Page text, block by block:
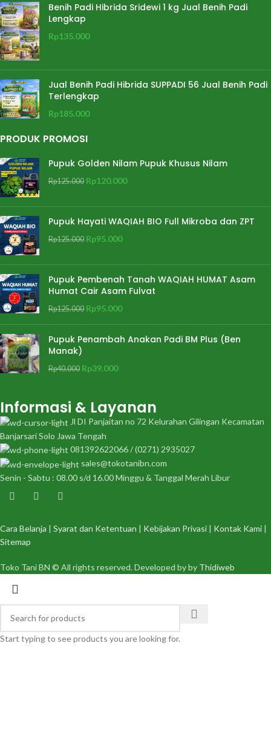
Benih Padi Hibrida Sridewi 1 kg Jual Benih Padi
Lengkap
Rp135.000
Jual Benih Padi Hibrida SUPPADI 56 Jual Benih Padi
Terlengkap
Rp185.000
PRODUK PROMOSI
Pupuk Golden Nilam Pupuk Khusus Nilam
Rp125.000 Rp120.000
Pupuk Hayati WAQIAH BIO Full Mikroba dan ZPT
Rp125.000 Rp95.000
Pupuk Pembenah Tanah WAQIAH HUMAT Asam
Humat Cair Asam Fulvat
Rp125.000 Rp95.000
Pupuk Penambah Anakan Padi BM Plus (Ben
Manak)
Rp40.000 Rp39.000
Informasi & Layanan
Jl DI Panjaitan no 72 Kelurahan Gilingan Kecamatan
Banjarsari Solo Jawa Tengah
081392622066 / (0271) 2935027
sales@tokotanibn.com
Senin - Sabtu : 08.00 s/d 16.00 Minggu & Tanggal Merah Libur
Cara Belanja | Syarat dan Ketentuan | Kebijakan Privasi | Kontak Kami |
Sitemap
Toko Tani BN © All rights reserved. Developed by by Thidiweb
Start typing to see products you are looking for.